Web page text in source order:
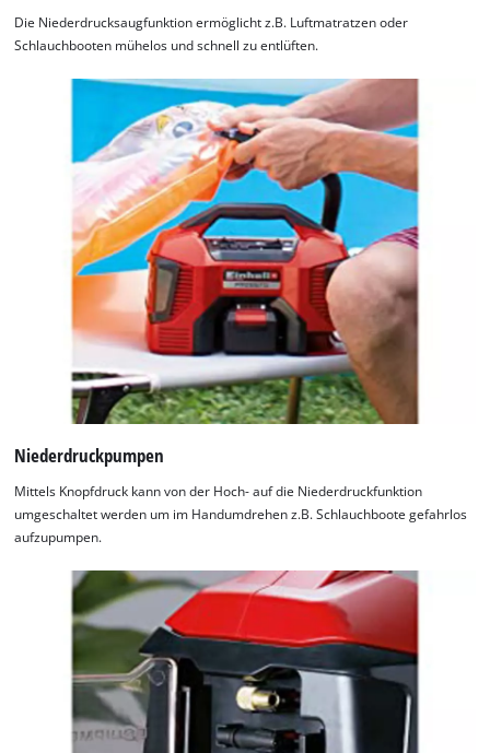
Die Niederdrucksaugfunktion ermöglicht z.B. Luftmatratzen oder
Schlauchbooten mühelos und schnell zu entlüften.
Niederdruckpumpen
Mittels Knopfdruck kann von der Hoch- auf die Niederdruckfunktion
umgeschaltet werden um im Handumdrehen z.B. Schlauchboote gefahrlos
aufzupumpen.